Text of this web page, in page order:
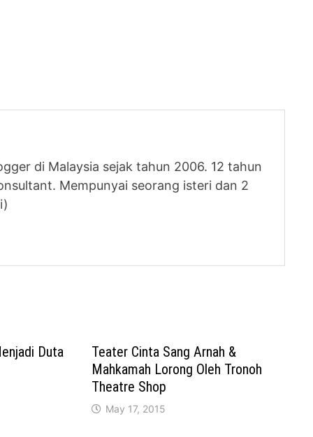
di Malaysia sejak tahun 2006. 12 tahun
Mempunyai seorang isteri dan 2
Duta
Teater Cinta Sang Arnah &
Mahkamah Lorong Oleh Tronoh
Theatre Shop
May 17, 2015